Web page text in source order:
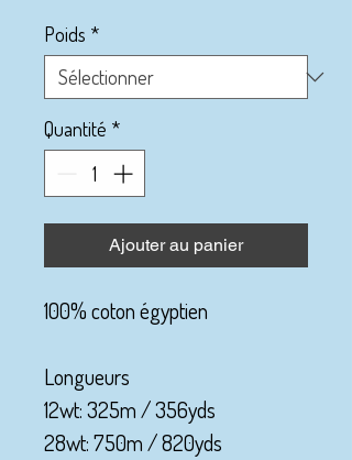
Poids *
Quantité *
Ajouter au panier
100% coton égyptien
Longueurs
12wt: 325m / 356yds
28wt: 750m / 820yds